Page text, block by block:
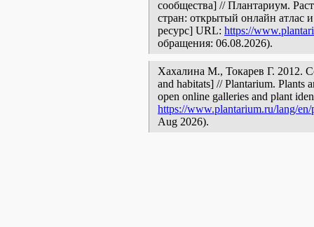
сообщества] // Плантариум.
стран: открытый онлайн атлас
ресурс] URL: https://
обращения: 06.08.2026).
Хахалина М., Токарев Г. 2012.
and habitats] // Plantarium. Plants
open online galleries and plant
https://www.plantarium.ru/lang/
Aug 2026).